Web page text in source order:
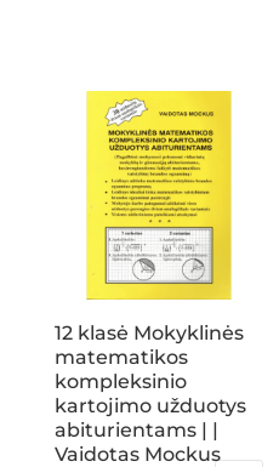
12 klasė Mokyklinės
matematikos
kompleksinio
kartojimo užduotys
abiturientams | |
Vaidotas Mockus